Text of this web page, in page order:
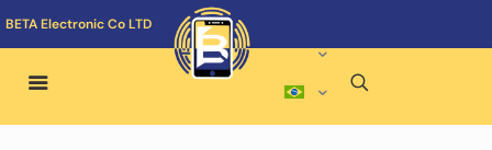
BETA Electronic Co LTD